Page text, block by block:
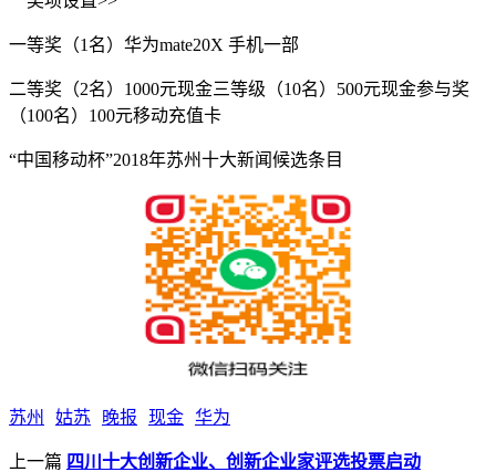
一等奖（1名）华为mate20X 手机一部
二等奖（2名）1000元现金三等级（10名）500元现金参与奖
（100名）100元移动充值卡
“中国移动杯”2018年苏州十大新闻候选条目
苏州 姑苏 晚报 现金 华为
上一篇 四川十大创新企业、创新企业家评选投票启动